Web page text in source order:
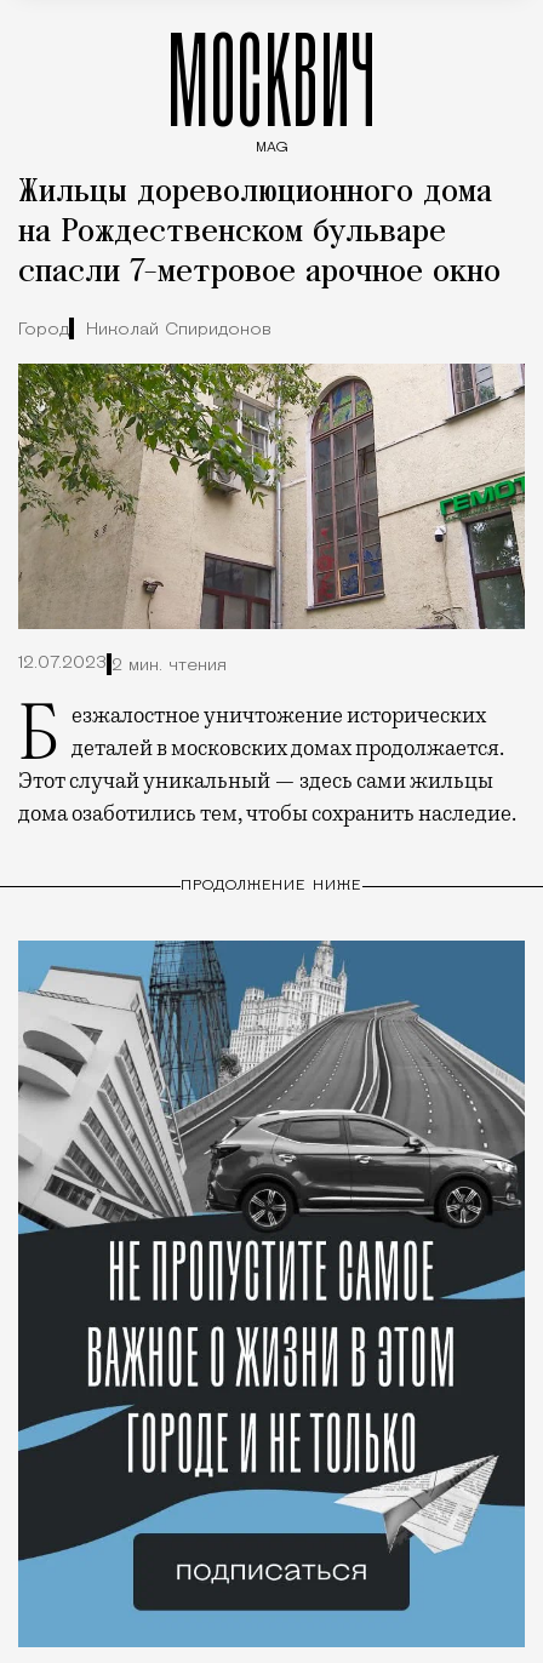
МОСКВИЧ
MAG
Жильцы дореволюционного дома
на Рождественском бульваре
спасли 7-метровое арочное окно
Город Николай Спиридонов
12.07.2023 2 мин. чтения
Безжалостное уничтожение исторических деталей в московских домах продолжается.
Этот случай уникальный — здесь сами жильцы
дома озаботились тем, чтобы сохранить наследие.
ПРОДОЛЖЕНИЕ НИЖЕ